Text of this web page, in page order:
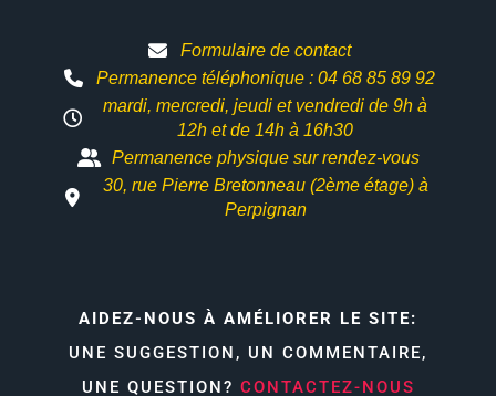
Formulaire de contact
Permanence téléphonique : 04 68 85 89 92
mardi, mercredi, jeudi et vendredi de 9h à
12h etde 14h à 16h30
Permanence physique sur rendez-vous
30, rue Pierre Bretonneau (2ème étage) à
Perpignan
AIDEZ-NOUS À AMÉLIORER LE SITE:
UNE SUGGESTION, UN COMMENTAIRE,
UNE QUESTION? CONTACTEZ-NOUS